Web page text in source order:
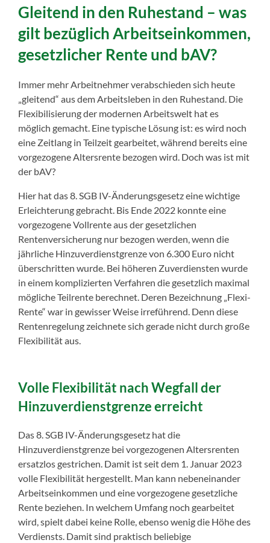
Gleitend in den Ruhestand – was
gilt bezüglich Arbeitseinkommen,
gesetzlicher Rente und bAV?
Immer mehr Arbeitnehmer verabschieden sich heute
„gleitend“ aus dem Arbeitsleben in den Ruhestand. Die
Flexibilisierung der modernen Arbeitswelt hat es
möglich gemacht. Eine typische Lösung ist: es wird noch
eine Zeitlang in Teilzeit gearbeitet, während bereits eine
vorgezogene Altersrente bezogen wird. Doch was ist mit
der bAV?
Hier hat das 8. SGB IV-Änderungsgesetz eine wichtige
Erleichterung gebracht. Bis Ende 2022 konnte eine
vorgezogene Vollrente aus der gesetzlichen
Rentenversicherung nur bezogen werden, wenn die
jährliche Hinzuverdienstgrenze von 6.300 Euro nicht
überschritten wurde. Bei höheren Zuverdiensten wurde
in einem komplizierten Verfahren die gesetzlich maximal
mögliche Teilrente berechnet. Deren Bezeichnung „Flexi-
Rente“ war in gewisser Weise irreführend. Denn diese
Rentenregelung zeichnete sich gerade nicht durch große
Flexibilität aus.
Volle Flexibilität nach Wegfall der
Hinzuverdienstgrenze erreicht
Das 8. SGB IV-Änderungsgesetz hat die
Hinzuverdienstgrenze bei vorgezogenen Altersrenten
ersatzlos gestrichen. Damit ist seit dem 1. Januar 2023
volle Flexibilität hergestellt. Man kann nebeneinander
Arbeitseinkommen und eine vorgezogene gesetzliche
Rente beziehen. In welchem Umfang noch gearbeitet
wird, spielt dabei keine Rolle, ebenso wenig die Höhe des
Verdiensts. Damit sind praktisch beliebige